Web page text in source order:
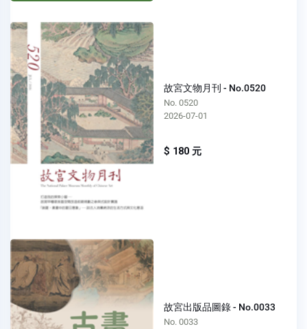
故宮文物月刊 - No.0520
No. 0520
2026-07-01
$ 180 元
故宮出版品圖錄 - No.0033
No. 0033